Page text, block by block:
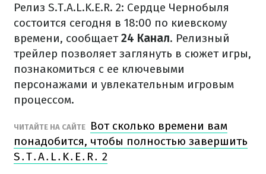
Релиз S.T.A.L.K.E.R. 2: Сердце Чернобыля
состоится сегодня в 18:00 по киевскому
времени, сообщает24 Канал. Релизный
трейлер позволяет заглянуть в сюжет игры,
познакомиться с ее ключевыми
персонажами и увлекательным игровым
процессом.
ЧИТАЙТЕ НА САЙТЕ
Вот сколько времени вам
понадобится, чтобы полностью завершить
S․T․A․L․K․E․R․ 2